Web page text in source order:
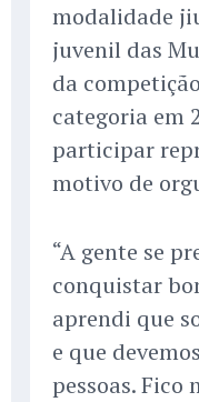
modalidade
juvenil das
da
categoria em
participar
motivo de
“A gente se
conquistar
aprendi que
e que
pessoas.